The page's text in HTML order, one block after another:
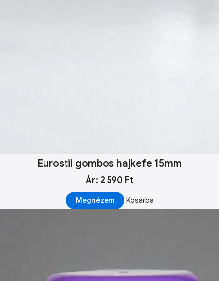
Eurostil gombos hajkefe 15mm
Ár: 2 590 Ft
Megnézem Kosárba